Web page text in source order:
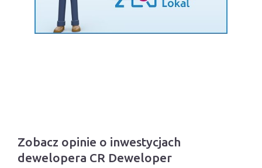
Zobacz opinie o inwestycjach
dewelopera CR Deweloper